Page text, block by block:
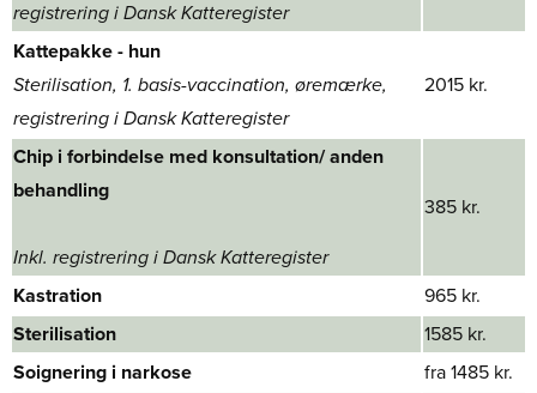
registrering i Dansk Katteregister
Kattepakke - hun​
​Sterilisation, 1. basis-vaccination, øremærke,
registrering i Dansk Katteregister
2015 kr.
Chip i forbindelse med konsultation/ anden
behandling
Inkl. registrering i Dansk Katteregister
385 kr.
Kastration
965 kr.
Sterilisation
1585 kr.
Soignering i narkose​
fra 1485 kr.